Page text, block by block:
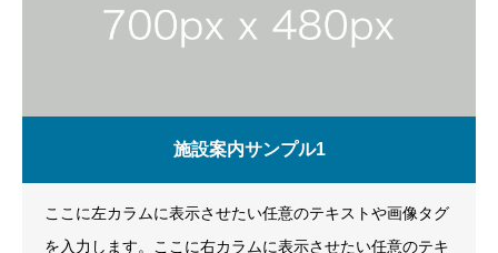
施設案内サンプル1
ここに左カラムに表示させたい任意のテキストや画像タグ
を入力します。ここに右カラムに表示させたい任意のテキ